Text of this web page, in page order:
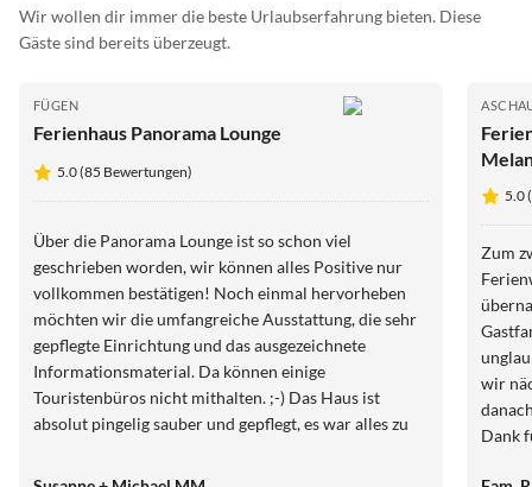
Wir wollen dir immer die beste Urlaubserfahrung bieten. Diese
Gäste sind bereits überzeugt.
FÜGEN
Ferienhaus Panorama Lounge
5.0 (85 Bewertungen)
Über die Panorama Lounge ist so schon viel
geschrieben worden, wir können alles Positive nur
vollkommen bestätigen! Noch einmal hervorheben
möchten wir die umfangreiche Ausstattung, die sehr
gepflegte Einrichtung und das ausgezeichnete
Informationsmaterial. Da können einige
Touristenbüros nicht mithalten. ;-) Das Haus ist
absolut pingelig sauber und gepflegt, es war alles zu
extrem freundlich, sehr hilfsbereit und immer sofort
5.0
Zum
wir
Dank